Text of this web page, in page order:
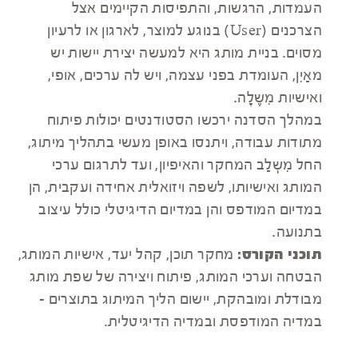
העמדות, הרגשות, והתפיסות הקיימים אצל
הצרכנים (User) בנוגע למוצר, לארגון או לרעיון
מסוים. בניית מותג היא למעשה יצירת יישות יש
מאַיִן, העומדת בפני עצמה, ויש לה ערכים, אופי,
ואישיות מִשֶלָה.
במהלך הסדנה ירכשו הסטודנטים יכולות פיתוח
מתודות עבודה, ויתנסו באופן מעשי בתהליך מיתוג,
החל מִשְלַב המחקר והאיפיון, ועד לתרגום ערכי
המותג ואישיותו, לשפה ויזואלית אחידה ועקבית, הן
במדיום המודפס והן במדיום הדיגיטלי כולל עיצוב
בתנועה.
תוכני הקורס: מחקר תוכן, קהל יעד, אישיות המותג,
הבטחה וערכי המותג, פיתוח ויצירה של שפת מותג
מבודלת ומובהקת, יישום הליך המיתוג בתוצרים -
במדיה המודפסת ובמדיה הדיגיטלית.